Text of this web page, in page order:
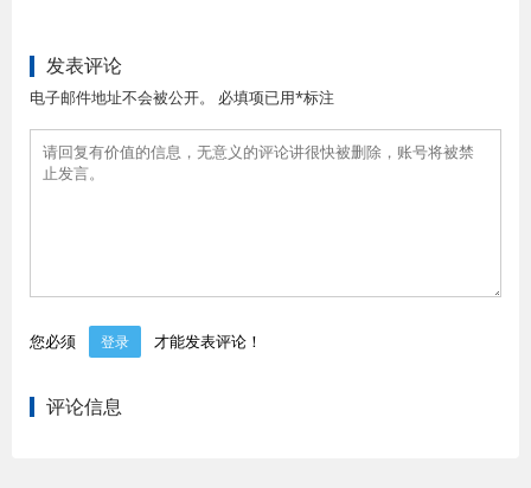
发表评论
电子邮件地址不会被公开。 必填项已用*标注
您必须 登录 才能发表评论！
评论信息